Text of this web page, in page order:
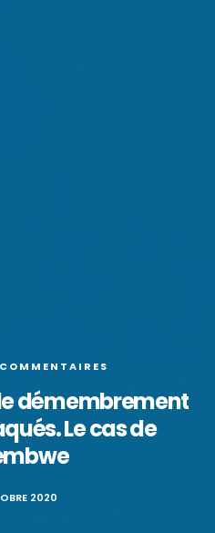
démembrement
Le cas de
2020